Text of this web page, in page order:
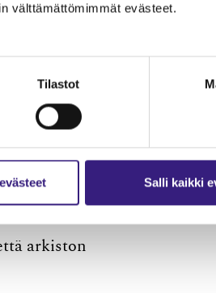
välttämättömimmät evästeet.
Tilastot
Salli kaikki
heti
kun katsot
arkiston